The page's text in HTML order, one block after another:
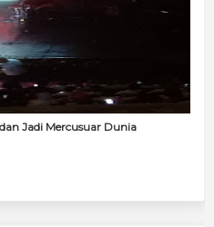
Jadi Mercusuar Dunia